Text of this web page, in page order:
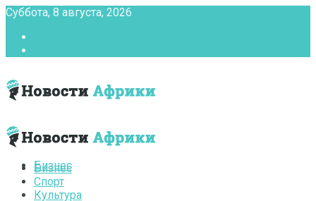
Суббота, 8 августа, 2026
Бизнес
Бизнес
Спорт
Культура